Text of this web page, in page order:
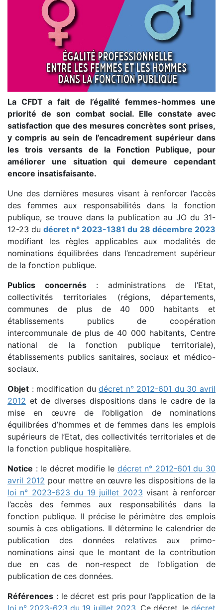
La CFDT a fait de l’égalité femmes-hommes une
priorité de son combat social. Elle constate avec
satisfaction que des mesures concrètes sont prises,
y compris au sein de l’encadrement supérieur dans
les trois versants de la Fonction Publique, pour
améliorer une situation qui demeure cependant
encore insatisfaisante.
Une des dernières mesures visant à renforcer l’accès
des femmes aux responsabilités dans la fonction
publique, se trouve dans la publication au JO du 31-
12-23 du décret n° 2023-1381 du 28 décembre 2023
modifiant les règles applicables aux modalités de
nominations équilibrées dans l’encadrement supérieur
de la fonction publique.
Publics concernés: administrations de l’Etat,
collectivités territoriales (régions, départements,
communes de plus de 40 000 habitants et
établissements publics de coopération
intercommunale de plus de 40 000 habitants, Centre
national de la fonction publique territoriale),
établissements publics sanitaires, sociaux et médico-
sociaux.
Objet : modification dudécret n° 2012-601 du 30 avril
2012 et de diverses dispositions dans le cadre de la
mise en œuvre de l’obligation de nominations
équilibrées d’hommes et de femmes dans les emplois
supérieurs de l’Etat, des collectivités territoriales et de
la fonction publique hospitalière.
Notice : le décret modifie le décret n° 2012-601 du 30
avril 2012 pour mettre en œuvre les dispositions de la
loi n° 2023-623 du 19 juillet 2023 visant à renforcer
l’accès des femmes aux responsabilités dans la
fonction publique. Il précise le périmètre des emplois
soumis à ces obligations. Il détermine le calendrier de
publication des données relatives aux primo-
nominations ainsi que le montant de la contribution
due en cas de non-respect de l’obligation de
publication de ces données.
Références : le décret est pris pour l’application de la
loi n° 2023-623 du 19 juillet 2023 . Ce décret, ledécret